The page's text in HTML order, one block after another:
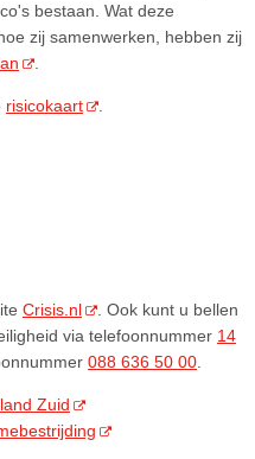
bestaan. Wat deze
zij samenwerken, hebben zij
.
risicokaart .
Crisis.nl
. Ook kunt u bellen
via telefoonnummer 14
088 636 50 00
Zuid